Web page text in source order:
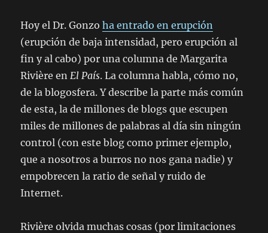
Hoy el Dr. Gonzoha entrado en erupción
(erupción de baja intensidad, pero erupción al
fin y al cabo) por una columna de Margarita
Rivière enEl País. La columna habla, cómo no,
de la blogosfera. Y describe la parte más común
de esta, la de millones de blogs que escupen
miles de millones de palabras al día sin ningún
control (con este blog como primer ejemplo,
que a nosotros a burros no nos gana nadie) y
empobrecen la ratio de señal y ruido de
Internet.
Rivière olvida muchas cosas (por limitaciones